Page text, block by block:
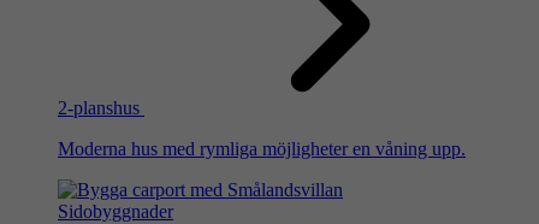
2-planshus
Moderna hus med rymliga möjligheter en våning upp.
Sidobyggnader